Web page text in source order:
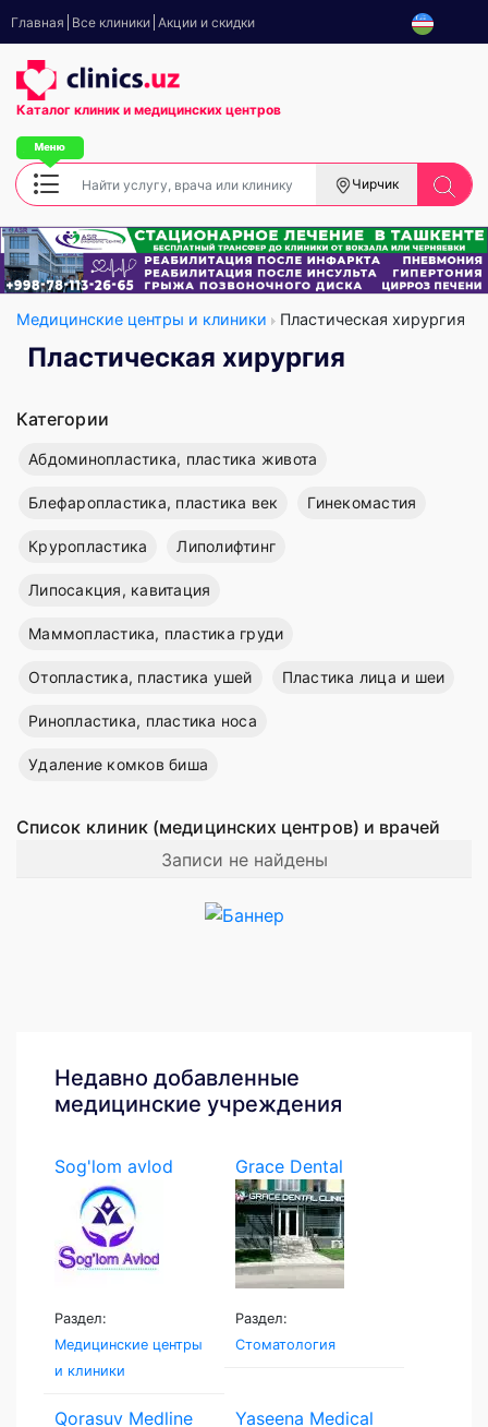
Главная Все клиники Акции и скидки
Каталог клиник и медицинских центров
Чирчик
Медицинские центры и клиники Пластическая хирургия
Пластическая хирургия
Категории
Абдоминопластика, пластика живота
Блефаропластика, пластика век Гинекомастия
Круропластика Липолифтинг
Липосакция, кавитация
Маммопластика, пластика груди
Отопластика, пластика ушей Пластика лица и шеи
Ринопластика, пластика носа
Удаление комков биша
Список клиник (медицинских центров) и врачей
Записи не найдены
Недавно добавленные
медицинские учреждения
Sog'lom avlod
Раздел:
Медицинские центры
и клиники
Grace Dental
Раздел:
Стоматология
Qorasuv Medline
Yaseena Medical